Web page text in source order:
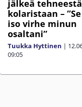
jälkeä tehneestä
kolaristaan –
iso virhe minun
osaltani”
Tuukka Hyttinen |
09:05